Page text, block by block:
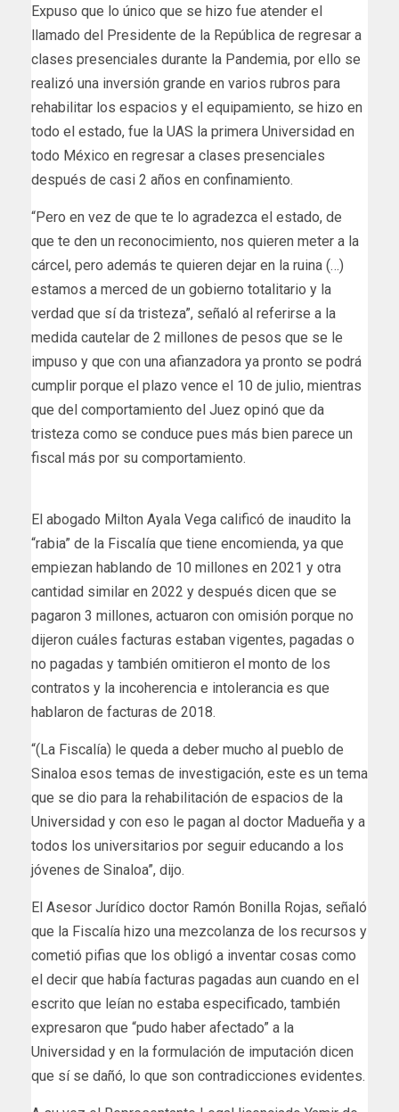
Expuso que lo único que se hizo fue atender el
llamado del Presidente de la República de regresar a
clases presenciales durante la Pandemia, por ello se
realizó una inversión grande en varios rubros para
rehabilitar los espacios y el equipamiento, se hizo en
todo el estado, fue la UAS la primera Universidad en
todo México en regresar a clases presenciales
después de casi 2 años en confinamiento.
“Pero en vez de que te lo agradezca el estado, de
que te den un reconocimiento, nos quieren meter a la
cárcel, pero además te quieren dejar en la ruina (…)
estamos a merced de un gobierno totalitario y la
verdad que sí da tristeza”, señaló al referirse a la
medida cautelar de 2 millones de pesos que se le
impuso y que con una afianzadora ya pronto se podrá
cumplir porque el plazo vence el 10 de julio, mientras
que del comportamiento del Juez opinó que da
tristeza como se conduce pues más bien parece un
fiscal más por su comportamiento.
El abogado Milton Ayala Vega calificó de inaudito la
“rabia” de la Fiscalía que tiene encomienda, ya que
empiezan hablando de 10 millones en 2021 y otra
cantidad similar en 2022 y después dicen que se
pagaron 3 millones, actuaron con omisión porque no
dijeron cuáles facturas estaban vigentes, pagadas o
no pagadas y también omitieron el monto de los
contratos y la incoherencia e intolerancia es que
hablaron de facturas de 2018.
“(La Fiscalía) le queda a deber mucho al pueblo de
Sinaloa esos temas de investigación, este es un tema
que se dio para la rehabilitación de espacios de la
Universidad y con eso le pagan al doctor Madueña y a
todos los universitarios por seguir educando a los
jóvenes de Sinaloa”, dijo.
El Asesor Jurídico doctor Ramón Bonilla Rojas, señaló
que la Fiscalía hizo una mezcolanza de los recursos y
cometió pifias que los obligó a inventar cosas como
el decir que había facturas pagadas aun cuando en el
escrito que leían no estaba especificado, también
expresaron que “pudo haber afectado” a la
Universidad y en la formulación de imputación dicen
que sí se dañó, lo que son contradicciones evidentes.